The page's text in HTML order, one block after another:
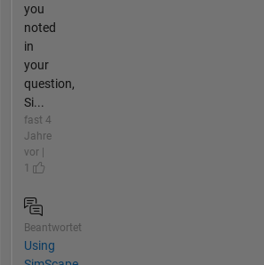
you
noted
in
your
question,
Si...
fast 4
Jahre
vor |
1
Beantwortet
Using